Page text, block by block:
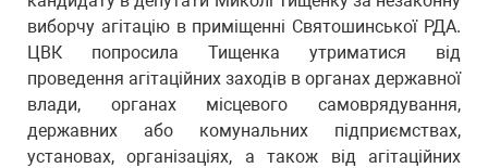
виборчу агітацію в приміщенні Святошинської РДА.
ЦВК попросила Тищенка утриматися від
проведення агітаційних заходів в органах державної
влади, органах місцевого самоврядування,
державних або комунальних підприємствах,
установах, організаціях, а також від агітаційних